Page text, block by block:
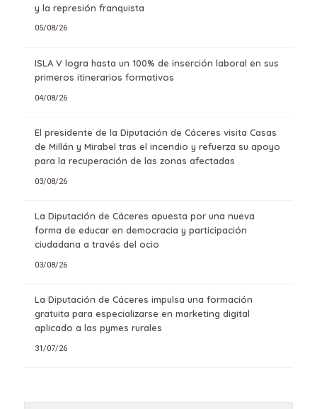
y la represión franquista
05/08/26
ISLA V logra hasta un 100% de inserción laboral en sus
primeros itinerarios formativos
04/08/26
El presidente de la Diputación de Cáceres visita Casas
de Millán y Mirabel tras el incendio y refuerza su apoyo
para la recuperación de las zonas afectadas
03/08/26
La Diputación de Cáceres apuesta por una nueva
forma de educar en democracia y participación
ciudadana a través del ocio
03/08/26
La Diputación de Cáceres impulsa una formación
gratuita para especializarse en marketing digital
aplicado a las pymes rurales
31/07/26